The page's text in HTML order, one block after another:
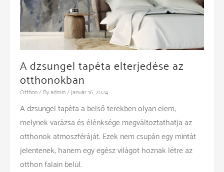
A dzsungel tapéta elterjedése az
otthonokban
Otthon/ Byadmin/január 16, 2024
A dzsungel tapéta a belső terekben olyan elem,
melynek varázsa és élénksége megváltoztathatja az
otthonok atmoszféráját. Ezek nem csupán egy mintát
jelentenek, hanem egy egész világot hoznak létre az
otthon falain belül.